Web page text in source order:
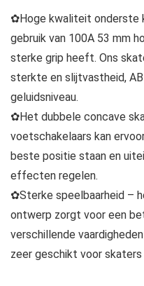
✿Hoge kwaliteit onderste
gebruik van 100A 53 mm
sterke grip heeft. Ons
sterkte en slijtvastheid,
geluidsniveau.
✿Het dubbele concave
voetschakelaars kan
beste positie staan ​​en
effecten regelen.
✿Sterke speelbaarheid –
ontwerp zorgt voor een
verschillende
zeer geschikt voor skaters